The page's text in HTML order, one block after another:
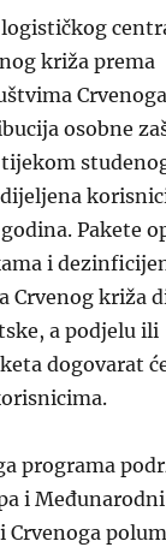
križa prema
osobne
Pakete
i
Crvenog križa
a podjelu ili
dogovarat
programa
i
Crvenoga